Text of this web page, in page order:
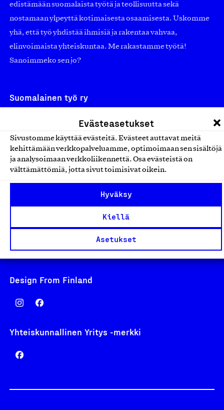
Evästeasetukset
Sivustomme käyttää evästeitä. Evästeet auttavat meitä
kehittämään verkkopalveluamme, optimoimaan sen sisältöjä
ja analysoimaan verkkoliikennettä. Osa evästeistä on
välttämättömiä, jotta sivut toimisivat oikein.
Hyväksy
Kiellä
Asetukset
edistämään suomalaista työtä ja teollisuutta sekä
nostamaan ylpeyttä kotimaisesta osaamisesta. Uskomme
yhä, että työ yhdistää ihmisiä ja rakentaa vahvaa,
elinvoimaista yhteiskuntaa. Me rakastamme työtä!
Sanoimmeko sen jo?
Suomalainen työ ry
Finland
asiakaspalvelu@suomalainentyo.fi
laskutus@suomalainentyo.fi
Avainlippu
Design From Finland
Yhteiskunnallinen Yritys -merkki